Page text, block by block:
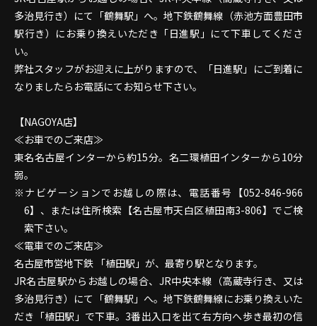
多治見行き）にて「鶴舞駅」へ。地下鉄鶴舞線（赤池方面豊田市
駅行き）にお乗り換えいただき「日進駅」にて下車してくださ
い。
弊社スタッフがお迎えに上がりますので、「日進駅」にご到着に
なりましたらお電話にてお知らせ下さい。
【NAGOYA店】
≪お車でのご来店≫
東名名古屋インターから約15分。名二環植田インターから10分
弱。
ナビゲーションでお越しの際は、電話番号【052-846-966
6】、または住所検索【名古屋市天白区植田南3-806】でご検
索下さい。
≪電車でのご来店≫
名古屋市営地下鉄 「植田駅」が、最寄り駅となります。
JR名古屋駅からお越しの場合、JR中央本線（高蔵寺行き、又は
多治見行き）にて「鶴舞駅」へ。地下鉄鶴舞線にお乗り換えいた
だき「植田駅」で下車。3番出入口を出て右方向へ歩き最初の信